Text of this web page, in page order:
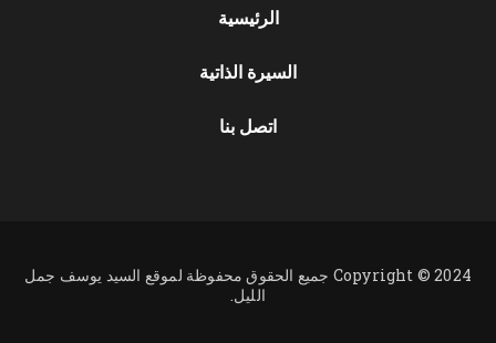
الرئيسية
السيرة الذاتية
اتصل بنا
Copyright © 2024 جميع الحقوق محفوظة لموقع السيد يوسف جمل
الليل.